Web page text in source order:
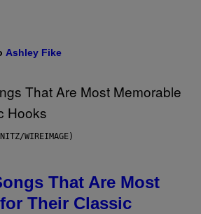
Ashley Fike
WIREIMAGE)
That Are Most
Their Classic